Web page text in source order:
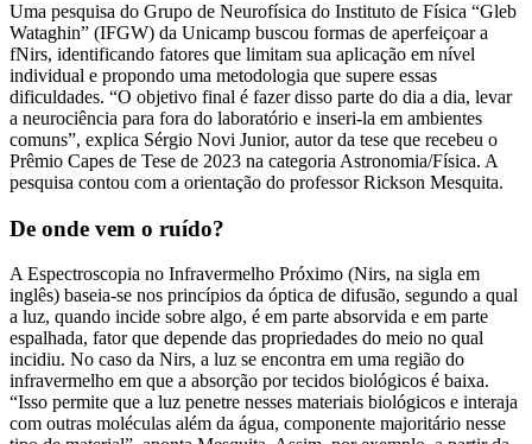
Uma pesquisa do Grupo de Neurofísica do Instituto de Física “Gleb
Wataghin” (IFGW) da Unicamp buscou formas de aperfeiçoar a
fNirs, identificando fatores que limitam sua aplicação em nível
individual e propondo uma metodologia que supere essas
dificuldades. “O objetivo final é fazer disso parte do dia a dia, levar
a neurociência para fora do laboratório e inseri-la em ambientes
comuns”, explica Sérgio Novi Junior, autor da tese que recebeu o
Prêmio Capes de Tese de 2023 na categoria Astronomia/Física. A
pesquisa contou com a orientação do professor Rickson Mesquita.
De onde vem o ruído?
A Espectroscopia no Infravermelho Próximo (Nirs, na sigla em
inglês) baseia-se nos princípios da óptica de difusão, segundo a qual
a luz, quando incide sobre algo, é em parte absorvida e em parte
espalhada, fator que depende das propriedades do meio no qual
incidiu. No caso da Nirs, a luz se encontra em uma região do
infravermelho em que a absorção por tecidos biológicos é baixa.
“Isso permite que a luz penetre nesses materiais biológicos e interaja
com outras moléculas além da água, componente majoritário nesse